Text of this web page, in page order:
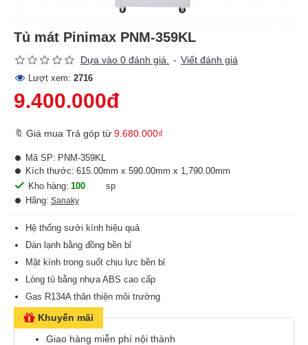
Tủ mát Pinimax PNM-359KL
Dựa vào 0 đánh giá. - Viết đánh giá
Lượt xem: 2716
9.400.000đ
🔖 Giá mua Trả góp từ 9.680.000₫
Kho hàng: 100
sp
Hãng: Sanaky
Mã SP: PNM-359KL
Kích thước: 615.00mm x 590.00mm x 1,790.00mm
Hệ thống sưởi kính hiệu quả
Dàn lạnh bằng đồng bền bỉ
Mặt kính trong suốt chịu lực bền bỉ
Lòng tủ bằng nhựa ABS cao cấp
Gas R134A thân thiện môi trường
Sản xuất chính hãng Sanaky
Khuyến mãi
Giao hàng miễn phí nội thành